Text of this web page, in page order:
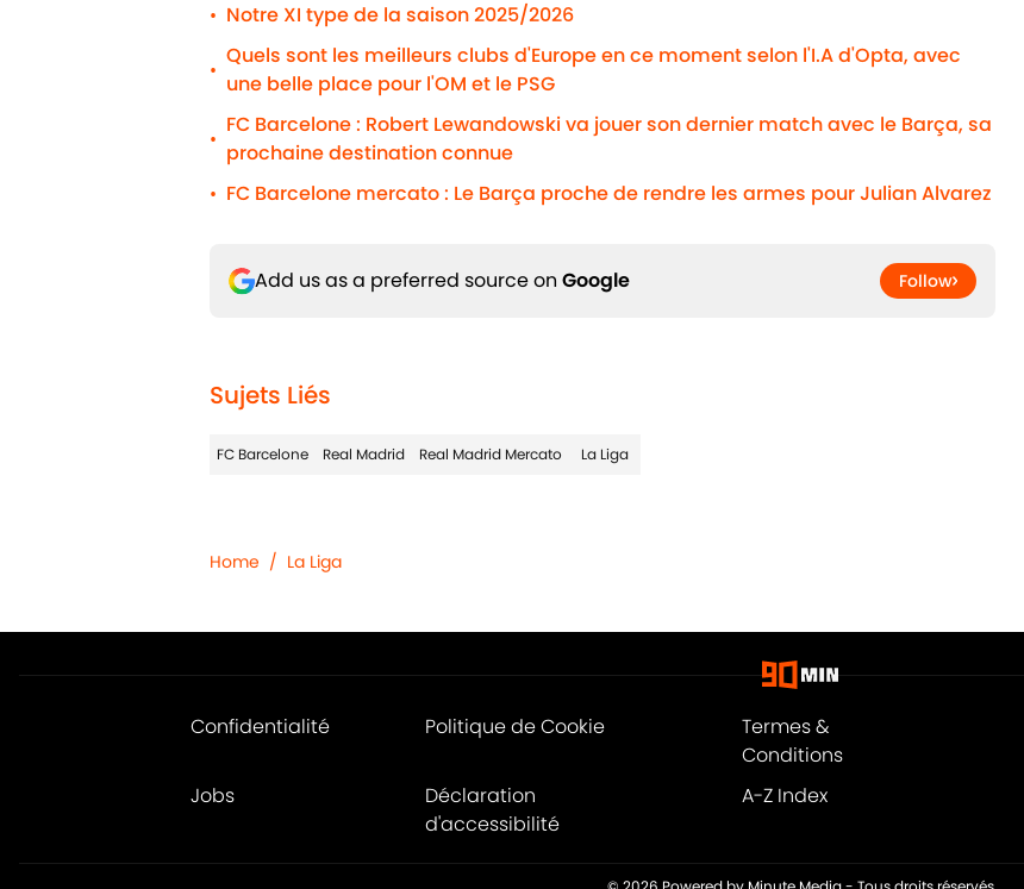
• Notre XI type de la saison 2025/2026
•
Quels sont les meilleurs clubs d'Europe en ce moment selon l'I.A d'Opta, avec
une belle place pour l'OM et le PSG
•
FC Barcelone : Robert Lewandowski va jouer son dernier match avec le Barça, sa
prochaine destination connue
• FC Barcelone mercato : Le Barça proche de rendre les armes pour Julian Alvarez
Add us as a preferred source on Google Follow
Sujets Liés
FC Barcelone Real Madrid Real Madrid Mercato La Liga
Home / La Liga
Confidentialité Politique de Cookie
Termes &
Conditions
Jobs
Déclaration
d'accessibilité
A-Z Index